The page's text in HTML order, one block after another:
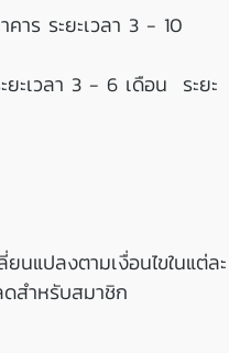
ร ระยะเวลา 3 - 10
ะเวลา 3 - 6 เดือน  ระยะ
แปลงตามเงื่อนไขในแต่ละ
ดสำหรับสมาชิก